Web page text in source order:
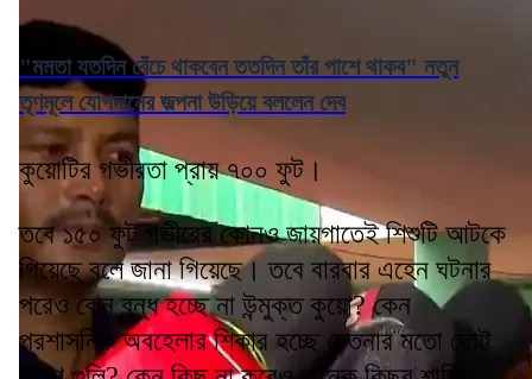
"মমতা যতদিন বেঁচে থাকবেন ততদিন তাঁর পাশে থাকব" নতুন
তৃণমূলে যোগদানের জল্পনা উড়িয়ে বললেন দেব
কুয়োটির গভীরতা প্রায় ৭০০ ফুট।
তবে ১৫০ ফুট গভীরের কোনও জায়গাতেই শিশুটি আটকে
গিয়েছে বলে জানা গিয়েছে। তবে বারবার এহেন ঘটনার
পরেও কেন বন্ধ হচ্ছে না উন্মুক্ত কুয়ো? কেন
প্রশাসনিক অবহেলার শিকার হচ্ছে চেতনার মতো ছোট্ট